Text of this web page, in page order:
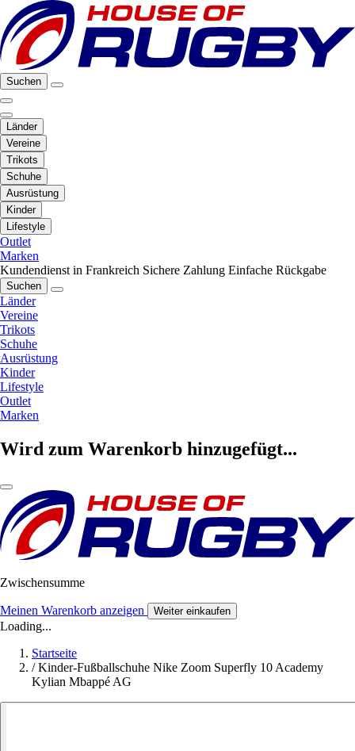
Suchen
Länder
Vereine
Trikots
Schuhe
Ausrüstung
Kinder
Lifestyle
Outlet
Marken
Kundendienst in Frankreich Sichere Zahlung Einfache Rückgabe
Suchen
Länder
Vereine
Trikots
Schuhe
Ausrüstung
Kinder
Lifestyle
Outlet
Marken
Wird zum Warenkorb hinzugefügt...
Zwischensumme
Meinen Warenkorb anzeigen Weiter einkaufen
Loading...
Startseite
/ Kinder-Fußballschuhe Nike Zoom Superfly 10 Academy
Kylian Mbappé AG